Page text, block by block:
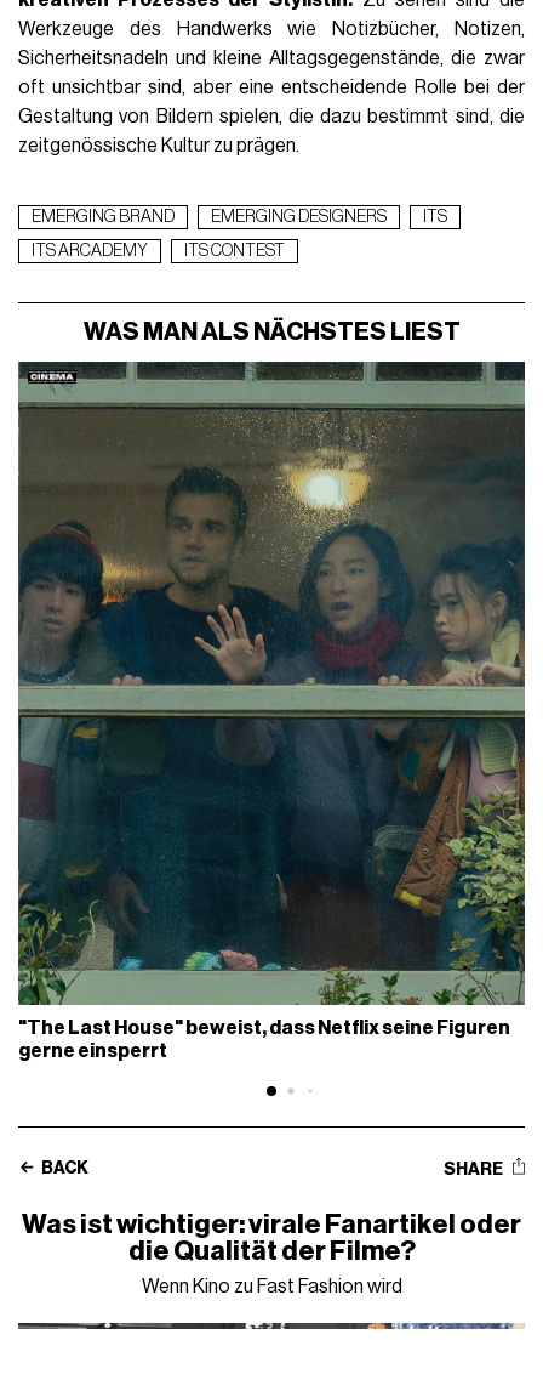
Werkzeuge des Handwerks wie Notizbücher, Notizen,
Sicherheitsnadeln und kleine Alltagsgegenstände, die zwar
oft unsichtbar sind, aber eine entscheidende Rolle bei der
Gestaltung von Bildern spielen, die dazu bestimmt sind, die
zeitgenössische Kultur zu prägen.
EMERGING BRAND EMERGING DESIGNERS
ITS
ITS ARCADEMY
ITS CONTEST
WAS MAN ALS NÄCHSTES LIEST
"The Last House" beweist, dass Netflix seine Figuren
gerne einsperrt
BACK SHARE
Was ist wichtiger: virale Fanartikel oder
die Qualität der Filme?
Wenn Kino zu Fast Fashion wird